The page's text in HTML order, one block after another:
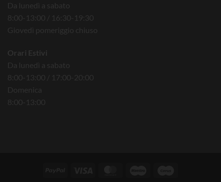
Da lunedì a sabato
8:00-13:00 / 16:30-19:30
Giovedì pomeriggio chiuso
Orari Estivi
Da lunedì a sabato
8:00-13:00 / 17:00-20:00
Domenica
8:00-13:00